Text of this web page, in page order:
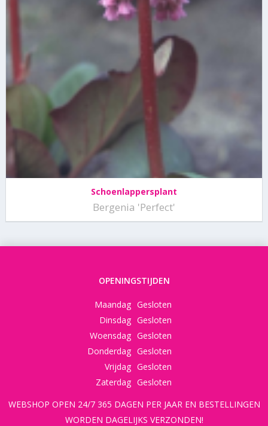
Schoenlappersplant
Bergenia 'Perfect'
OPENINGSTIJDEN
Maandag Gesloten
Dinsdag Gesloten
Woensdag Gesloten
Donderdag Gesloten
Vrijdag Gesloten
Zaterdag Gesloten
WEBSHOP OPEN 24/7 365 DAGEN PER JAAR EN BESTELLINGEN
WORDEN DAGELIJKS VERZONDEN!